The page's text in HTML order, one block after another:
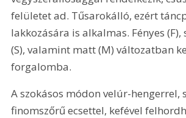
felületet ad. Tűsarokálló, ezért
lakkozására is alkalmas. Fényes (F),
(S), valamint matt (M) változatban
forgalomba.
A szokásos módon velúr-hengerrel,
finomszőrű ecsettel, kefével